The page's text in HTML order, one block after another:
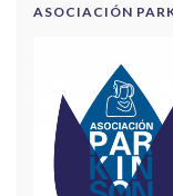
ASOCIACIÓN